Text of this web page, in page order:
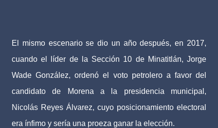
El mismo escenario se dio un año después, en 2017,
cuando el líder de la Sección 10 de Minatitlán, Jorge
Wade González, ordenó el voto petrolero a favor del
candidato de Morena a la presidencia municipal,
Nicolás Reyes Álvarez, cuyo posicionamiento electoral
era ínfimo y sería una proeza ganar la elección.